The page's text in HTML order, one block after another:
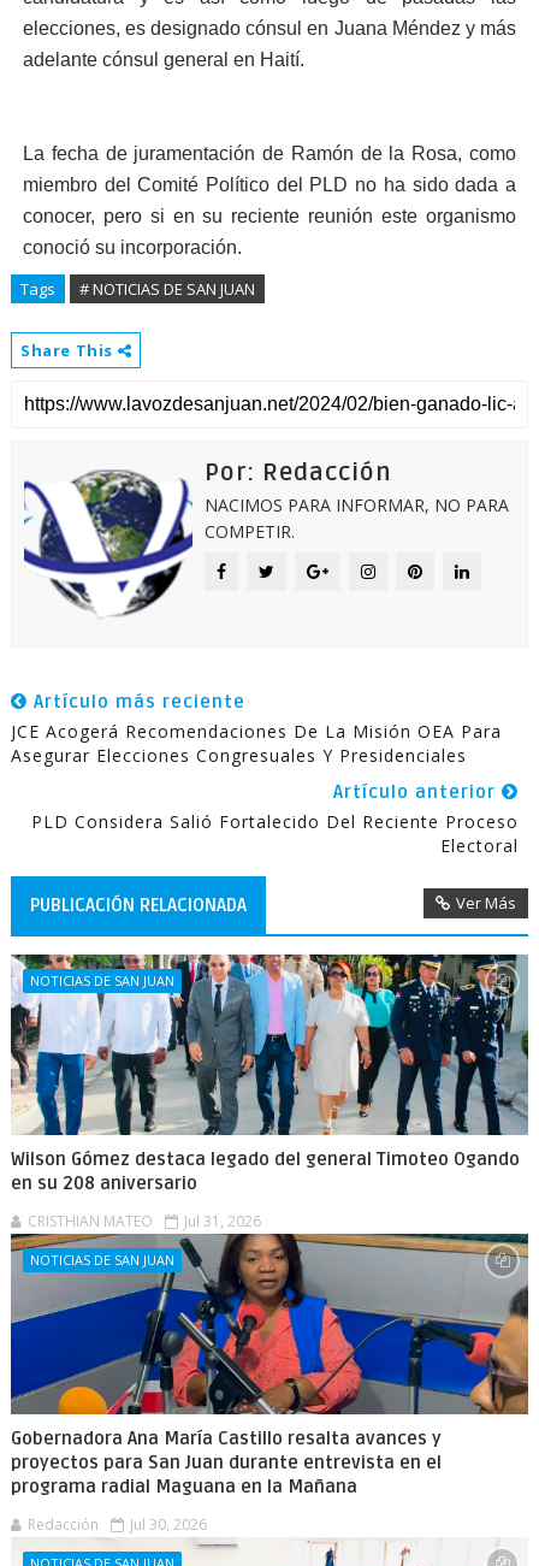
elecciones, es designado cónsul en Juana Méndez y más
adelante cónsul general en Haití.
La fecha de juramentación de Ramón de la Rosa, como
miembro del Comité Político del PLD no ha sido dada a
conocer, pero si en su reciente reunión este organismo
conoció su incorporación.
Tags # NOTICIAS DE SAN JUAN
Share This
Por: Redacción
NACIMOS PARA INFORMAR, NO PARA
COMPETIR.
Artículo más reciente
JCE Acogerá Recomendaciones De La Misión OEA Para
Asegurar Elecciones Congresuales Y Presidenciales
Artículo anterior
PLD Considera Salió Fortalecido Del Reciente Proceso
Electoral
PUBLICACIÓN RELACIONADA Ver Más
NOTICIAS DE SAN JUAN
Wilson Gómez destaca legado del general Timoteo Ogando
en su 208 aniversario
CRISTHIAN MATEO Jul 31, 2026
NOTICIAS DE SAN JUAN
Gobernadora Ana María Castillo resalta avances y
proyectos para San Juan durante entrevista en el
programa radial Maguana en la Mañana
Redacción Jul 30, 2026